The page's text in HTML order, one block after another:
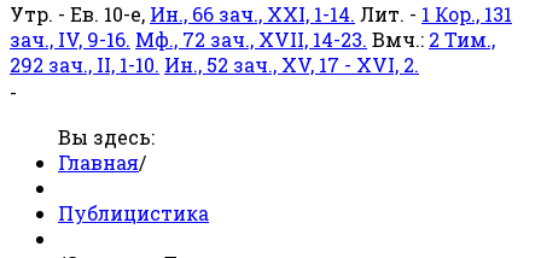
Утр. - Ев. 10-е, Ин., 66 зач., XXI, 1-14. Лит. - 1 Кор., 131
зач., IV, 9-16. Мф., 72 зач., XVII, 14-23. Вмч.: 2 Тим.,
292 зач., II, 1-10. Ин., 52 зач., XV, 17 - XVI, 2.
-
Вы здесь:
Главная/
Публицистика